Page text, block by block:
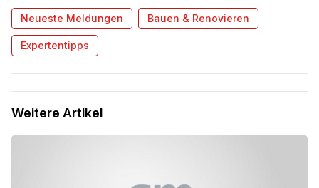
Neueste Meldungen Bauen & Renovieren
Expertentipps
Weitere Artikel